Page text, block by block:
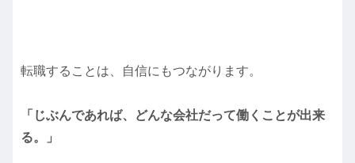
転職することは、自信にもつながります。
「じぶんであれば、どんな会社だって働くことが出来
る。」